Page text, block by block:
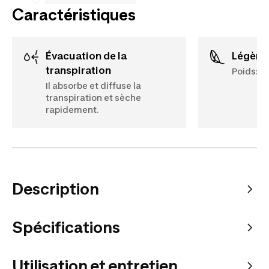
Caractéristiques
Évacuation de la
transpiration
Il absorbe et diffuse la
transpiration et sèche
rapidement.
Poids:
Description
Spécifications